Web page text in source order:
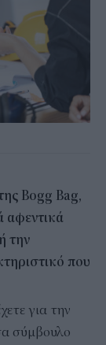
Bogg Bag,
αφεντικά
την
που
για την
σύμβουλο